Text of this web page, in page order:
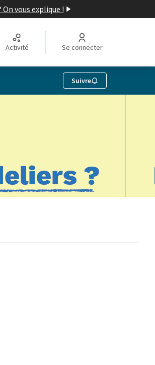
vous explique !
Activité Se connecter
Suivre